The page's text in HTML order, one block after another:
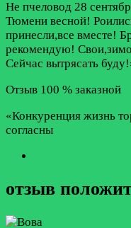
Не пчеловод 28
Тюмени весной!
принесли,все вместе!
рекомендую!
Сейчас вытрясать
Отзыв 100 % заказной
«Конкуренция жизнь
согласны
отзыв